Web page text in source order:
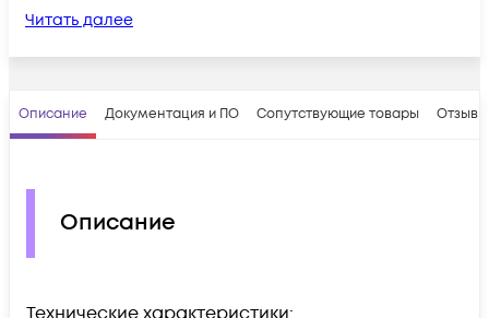
Читать далее
Описание Документация и ПО Сопутствующие товары Отзывы
Описание